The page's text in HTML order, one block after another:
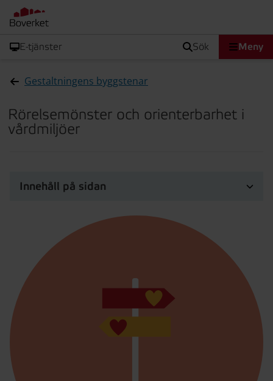
E-tjänster sök Meny
Gestaltningens byggstenar
Rörelsemönster och orienterbarhet i
vårdmiljöer
Innehåll på sidan